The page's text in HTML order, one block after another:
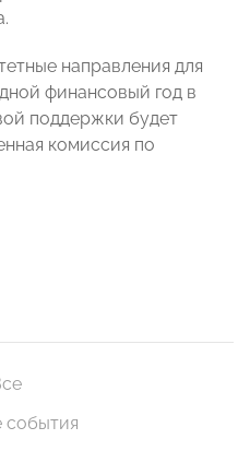
направления для
финансовый год в
поддержки будет
комиссия по
события